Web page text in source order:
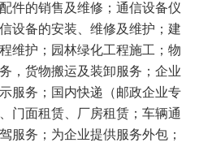
件的销售及维修；通信设备仪
设备的安装、维修及维护；建
维护；园林绿化工程施工；物
，货物搬运及装卸服务；企业
服务；国内快递（邮政企业专
门面租赁、厂房租赁；车辆通
服务；为企业提供服务外包；